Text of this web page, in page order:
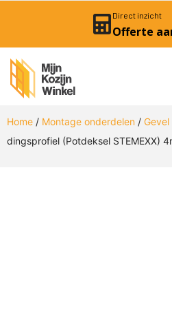
Direct inzicht
Offerte
Home / Montage onderdelen / Gevel
dingsprofiel (Potdeksel STEMEXX)